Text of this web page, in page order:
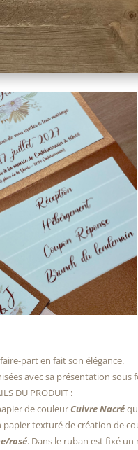
part en fait son élégance.
avec sa présentation sous
DU PRODUIT :
de couleurCuivre Nacré
papier texturé de création de
rosé. Dans le ruban est fixé